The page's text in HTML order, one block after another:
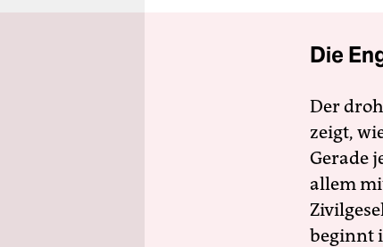
Die
Der
zeigt,
Gerade
allem
beginnt